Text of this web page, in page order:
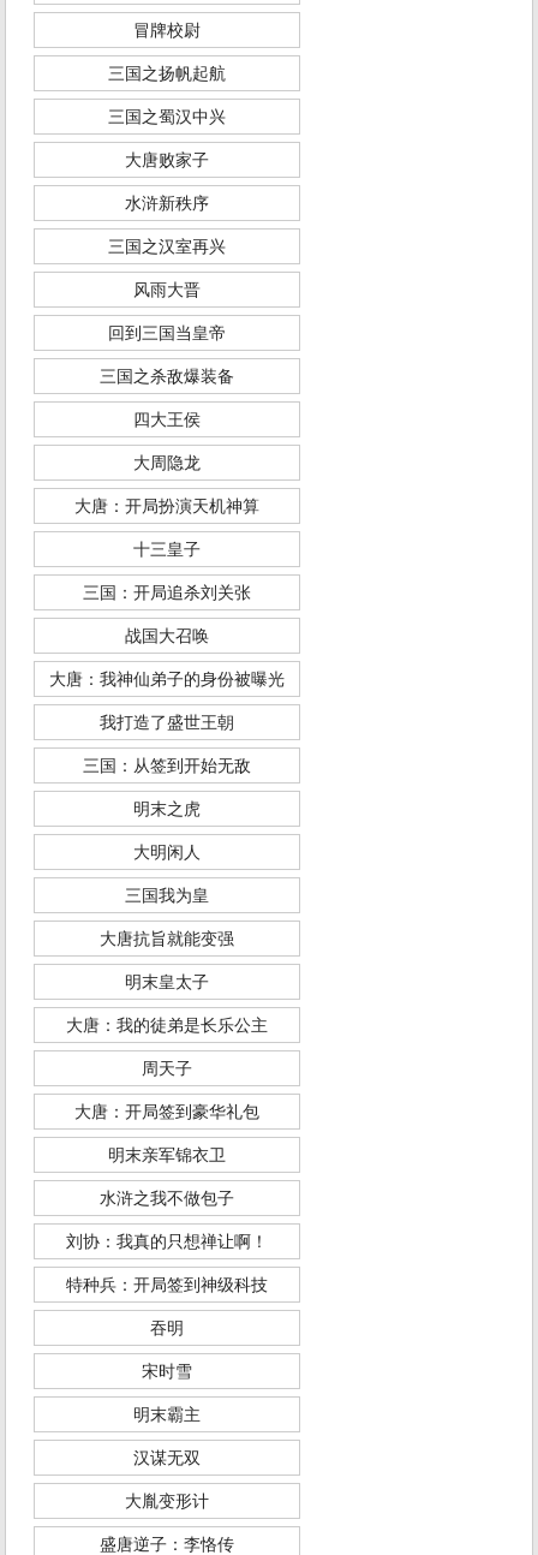
冒牌校尉
三国之扬帆起航
三国之蜀汉中兴
大唐败家子
水浒新秩序
三国之汉室再兴
风雨大晋
回到三国当皇帝
三国之杀敌爆装备
四大王侯
大周隐龙
大唐：开局扮演天机神算
十三皇子
三国：开局追杀刘关张
战国大召唤
大唐：我神仙弟子的身份被曝光
我打造了盛世王朝
三国：从签到开始无敌
明末之虎
大明闲人
三国我为皇
大唐抗旨就能变强
明末皇太子
大唐：我的徒弟是长乐公主
周天子
大唐：开局签到豪华礼包
明末亲军锦衣卫
水浒之我不做包子
刘协：我真的只想禅让啊！
特种兵：开局签到神级科技
吞明
宋时雪
明末霸主
汉谋无双
大胤变形计
盛唐逆子：李恪传